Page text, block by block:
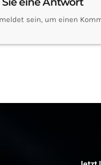
sein, um einen